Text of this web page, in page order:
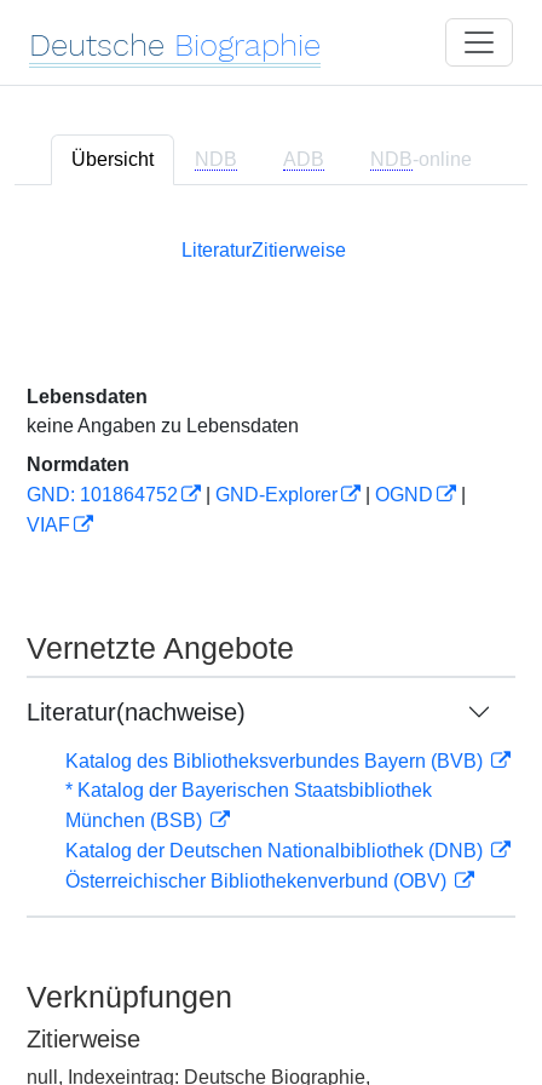
Deutsche Biographie
Übersicht NDB ADB NDB-online
LiteraturZitierweise
Lebensdaten
keine Angaben zu Lebensdaten
Normdaten
GND: 101864752
GND-Explorer OGND
VIAF
Vernetzte Angebote
Literatur(nachweise)
Katalog des Bibliotheksverbundes Bayern (BVB)
* Katalog der Bayerischen Staatsbibliothek
München (BSB)
Katalog der Deutschen Nationalbibliothek (DNB)
Österreichischer Bibliothekenverbund (OBV)
Verknüpfungen
Zitierweise
null, Indexeintrag: Deutsche Biographie,